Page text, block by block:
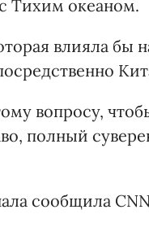
Тихим океаном.
влияла бы
вопросу,
полный
сообщила